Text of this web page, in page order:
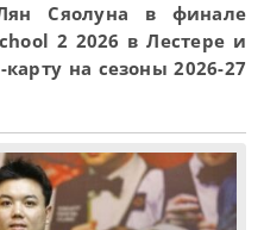
Сяолуна в финале
2 2026 в Лестере и
на сезоны 2026-27